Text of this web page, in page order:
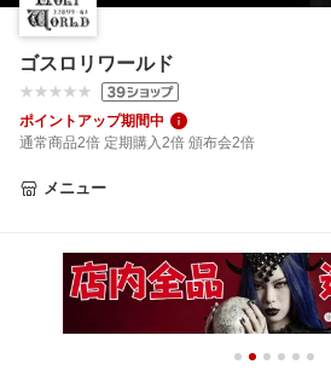
ゴスロリワールド
ポイントアップ期間中
通常商品2倍 定期購入2倍 頒布会2倍
メニュー